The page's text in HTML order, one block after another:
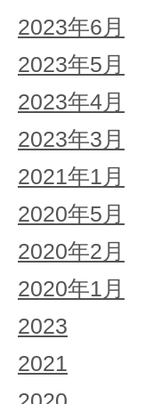
2023年6月
2023年5月
2023年4月
2023年3月
2021年1月
2020年5月
2020年2月
2020年1月
2023
2021